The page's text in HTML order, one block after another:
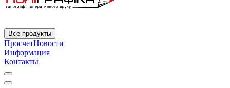
Все продукты
ПросчетНовости
Информация
Контакты